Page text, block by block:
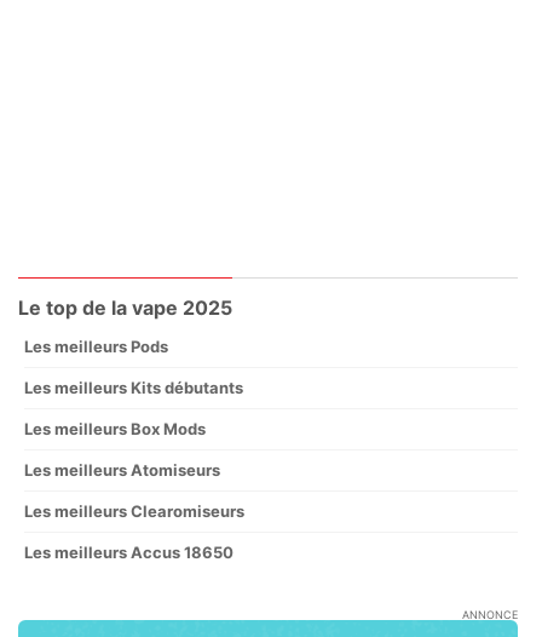
Le top de la vape 2025
Les meilleurs Pods
Les meilleurs Kits débutants
Les meilleurs Box Mods
Les meilleurs Atomiseurs
Les meilleurs Clearomiseurs
Les meilleurs Accus 18650
ANNONCE